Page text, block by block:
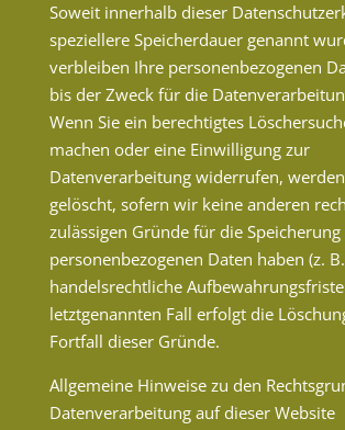
Soweit innerhalb dieser
speziellere Speicherdauer genannt
verbleiben Ihre personenbezogenen
bis der Zweck für die
Wenn Sie ein berechtigtes
machen oder eine Einwilligung zur
Datenverarbeitung widerrufen,
gelöscht, sofern wir keine anderen
zulässigen Gründe für die
personenbezogenen Daten haben (z.
handelsrechtliche
letztgenannten Fall erfolgt die
Fortfall dieser Gründe.
Allgemeine Hinweise zu den
Datenverarbeitung auf dieser Website